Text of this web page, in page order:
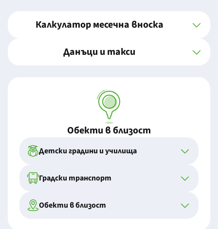
Калкулатор месечна вноска
Данъци и такси
Обекти в близост
Детски градини и училища
Градски транспорт
Обекти в близост